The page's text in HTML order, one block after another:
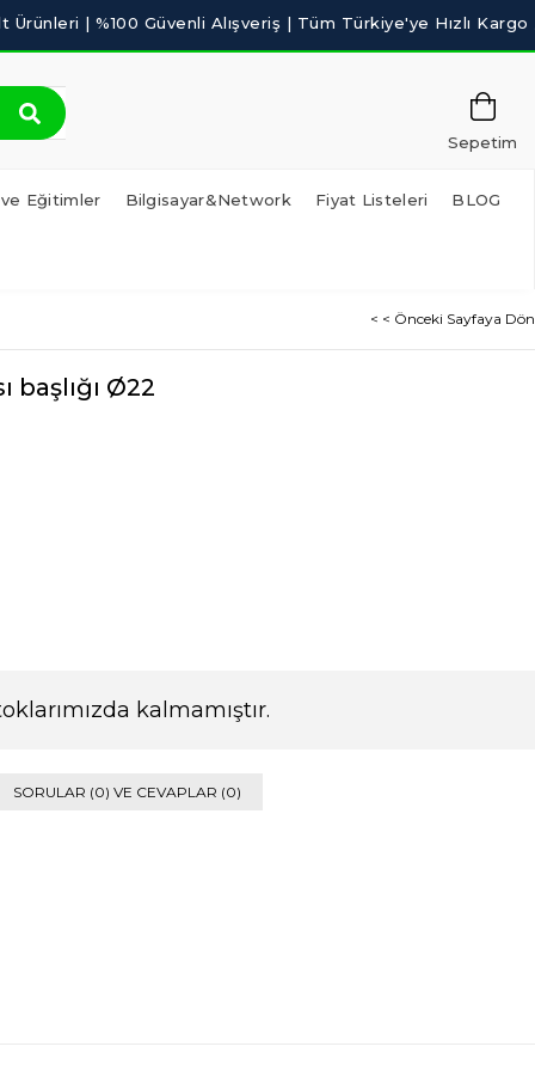
Sepetim
ve Eğitimler Bilgisayar&Network Fiyat Listeleri BLOG
< < Önceki Sayfaya Dön
başlığı Ø22
kalmamıştır.
SORULAR (0) VE CEVAPLAR (0)